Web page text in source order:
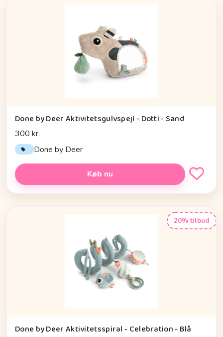
Done by Deer Aktivitetsgulvspejl - Dotti - Sand
300 kr.
Done by Deer
Køb nu
20% tilbud
Done by Deer Aktivitetsspiral - Celebration - Blå